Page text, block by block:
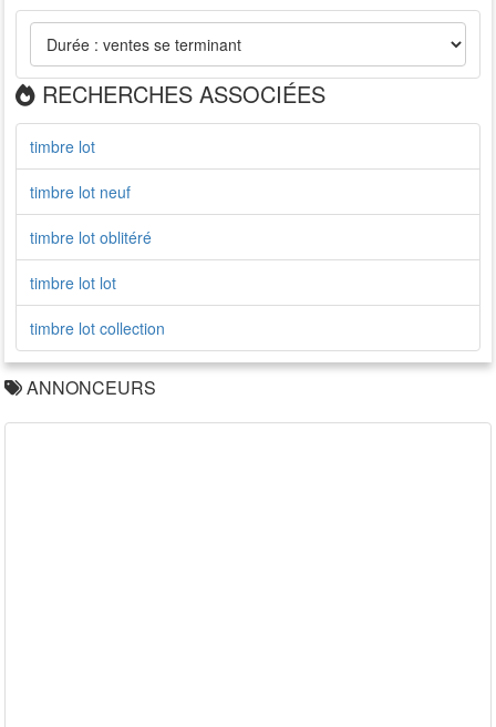
RECHERCHES ASSOCIÉES
timbre lot
timbre lot neuf
timbre lot oblitéré
timbre lot lot
timbre lot collection
ANNONCEURS